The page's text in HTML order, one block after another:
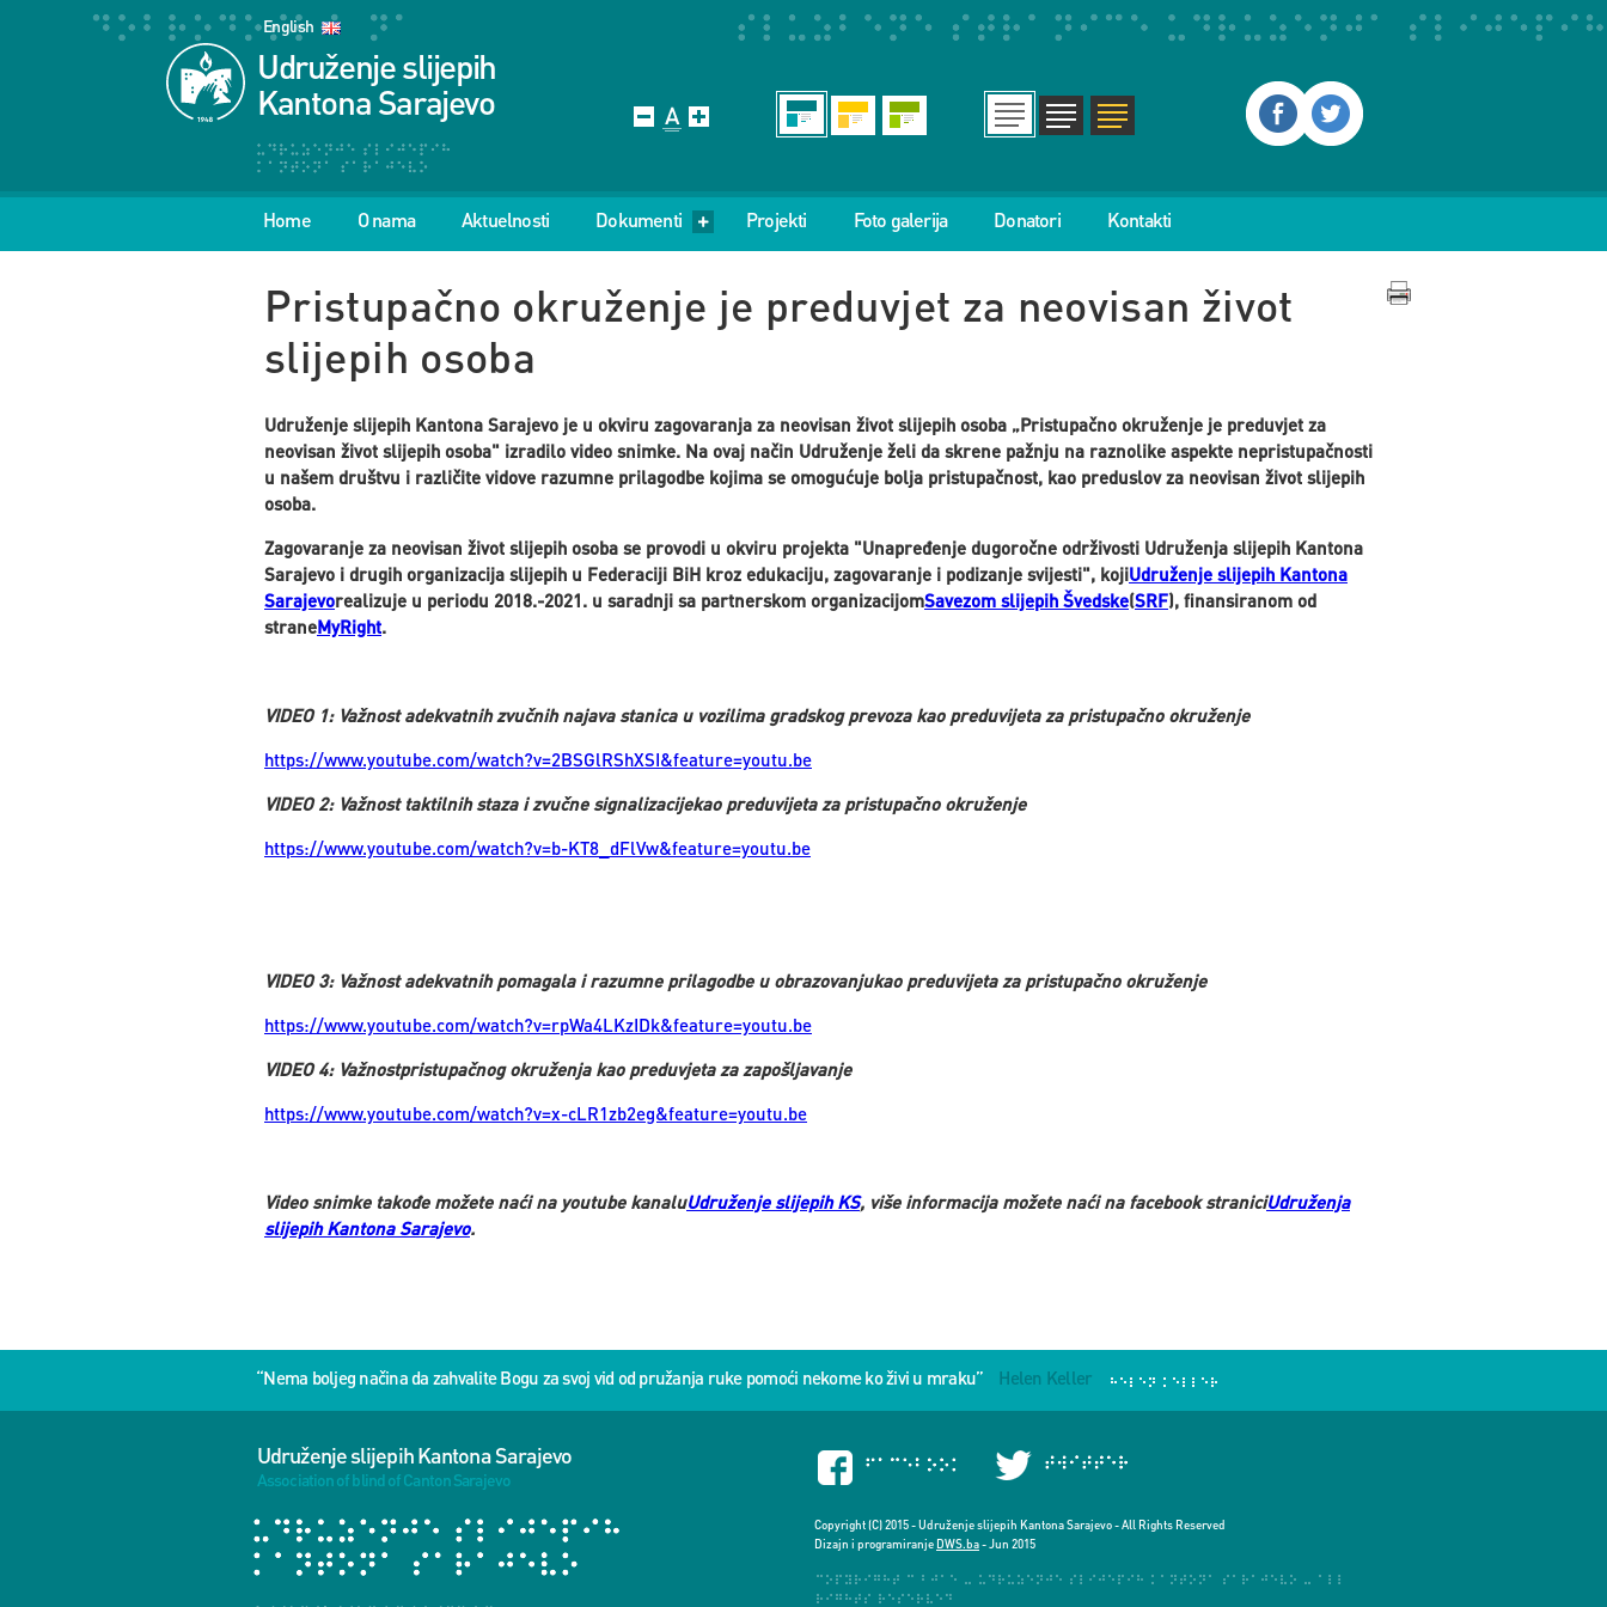
English
Udruženje slijepih
Kantona Sarajevo
Home O nama Aktuelnosti Dokumenti Projekti Foto galerija Donatori Kontakti
Pristupačno okruženje je preduvjet za neovisan život
slijepih osoba
Udruženje slijepih Kantona Sarajevo je u okviru zagovaranja za neovisan život slijepih osoba „Pristupačno okruženje je preduvjet za
neovisan život slijepih osoba" izradilo video snimke. Na ovaj način Udruženje želi da skrene pažnju na raznolike aspekte nepristupačnosti
u našem društvu i različite vidove razumne prilagodbe kojima se omogućuje bolja pristupačnost, kao preduslov za neovisan život slijepih
osoba.
Zagovaranje za neovisan život slijepih osoba se provodi u okviru projekta "Unapređenje dugoročne održivosti Udruženja slijepih Kantona
Sarajevo i drugih organizacija slijepih u Federaciji BiH kroz edukaciju, zagovaranje i podizanje svijesti", kojiUdruženje slijepih Kantona
Sarajevorealizuje u periodu 2018.-2021. u saradnji sa partnerskom organizacijomSavezom slijepih Švedske(SRF), finansiranom od
straneMyRight.
VIDEO 1: Važnost adekvatnih zvučnih najava stanica u vozilima gradskog prevoza kao preduvijeta za pristupačno okruženje
https://www.youtube.com/watch?v=2BSGlRShXSI&feature=youtu.be
VIDEO 2: Važnost taktilnih staza i zvučne signalizacijekao preduvijeta za pristupačno okruženje
https://www.youtube.com/watch?v=b-KT8_dFlVw&feature=youtu.be
VIDEO 3: Važnost adekvatnih pomagala i razumne prilagodbe u obrazovanjukao preduvijeta za pristupačno okruženje
https://www.youtube.com/watch?v=rpWa4LKzIDk&feature=youtu.be
VIDEO 4: Važnostpristupačnog okruženja kao preduvjeta za zapošljavanje
https://www.youtube.com/watch?v=x-cLR1zb2eg&feature=youtu.be
Video snimke takođe možete naći na youtube kanaluUdruženje slijepih KS, više informacija možete naći na facebook straniciUdruženja
slijepih Kantona Sarajevo.
“Nema boljeg načina da zahvalite Bogu za svoj vid od pružanja ruke pomoći nekome ko živi u mraku” Helen Keller
Udruženje slijepih Kantona Sarajevo
Association of blind of Canton Sarajevo
Copyright (C) 2015 - Udruženje slijepih Kantona Sarajevo - All Rights Reserved
Dizajn i programiranje DWS.ba- Jun 2015